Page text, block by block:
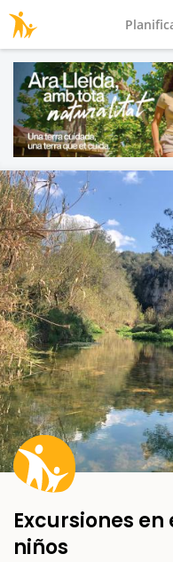
Excursiones
niños